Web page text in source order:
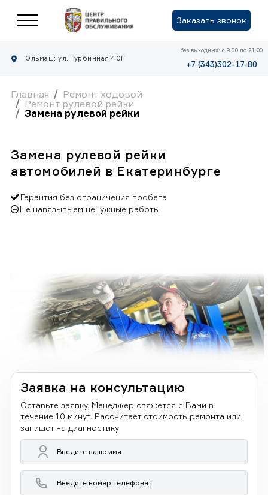
Заказать звонок
Эльмаш: ул. Турбинная 40Г
без выходных: с 9.00 до 21.00
+7 (343)302-17-80
Главная
Ремонт ходовой
Ремонт рулевой рейки
Замена рулевой рейки
Замена рулевой рейки
автомобилей в Екатеринбурге
Гарантия без ограничения пробега
Не навязывыем ненужные работы
Заявка на консультацию
Оставьте заявку. Менеджер свяжется с Вами в
течение 10 минут. Рассчитает стоимость ремонта или
запишет на диагностику